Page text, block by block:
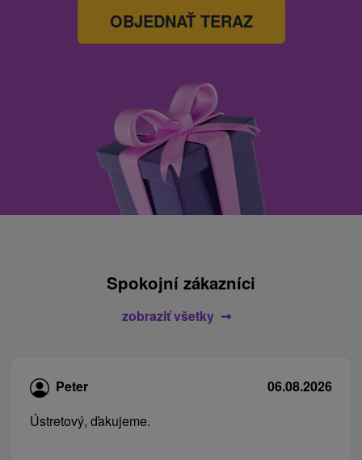
OBJEDNAŤ TERAZ
Spokojní zákazníci
zobraziť všetky
Peter
06.08.2026
Ústretový, ďakujeme.